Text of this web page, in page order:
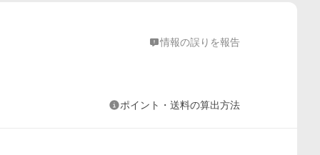
情報の誤りを報告
ポイント・送料の算出方法